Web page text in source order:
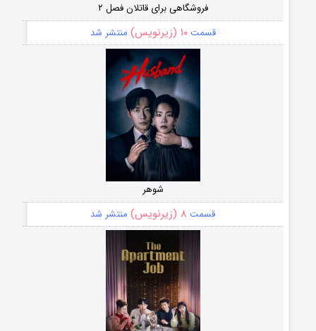
فروشگاهی برای قاتلان فصل ۲
قسمت۱۰ (زیرنویس) منتشر شد
شوهر
قسمت ۸ (زیرنویس) منتشر شد